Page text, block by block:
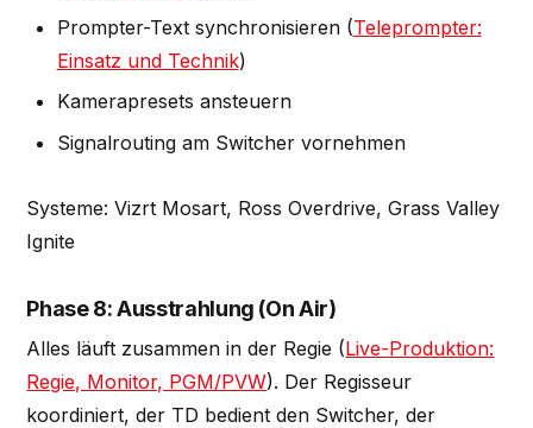
Prompter-Text synchronisieren (Teleprompter:
Einsatz und Technik)
Kamerapresets ansteuern
Signalrouting am Switcher vornehmen
Systeme: Vizrt Mosart, Ross Overdrive, Grass Valley
Ignite
Phase 8: Ausstrahlung (On Air)
Alles läuft zusammen in der Regie (Live-Produktion:
Regie, Monitor, PGM/PVW). Der Regisseur
koordiniert, der TD bedient den Switcher, der